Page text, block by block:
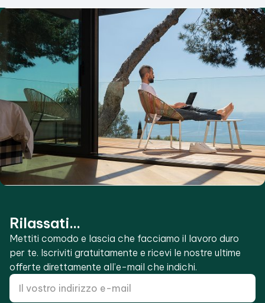
Rilassati...
Mettiti comodo e lascia che facciamo il lavoro duro
per te. Iscriviti gratuitamente e ricevi le nostre ultime
offerte direttamente all’e-mail che indichi.